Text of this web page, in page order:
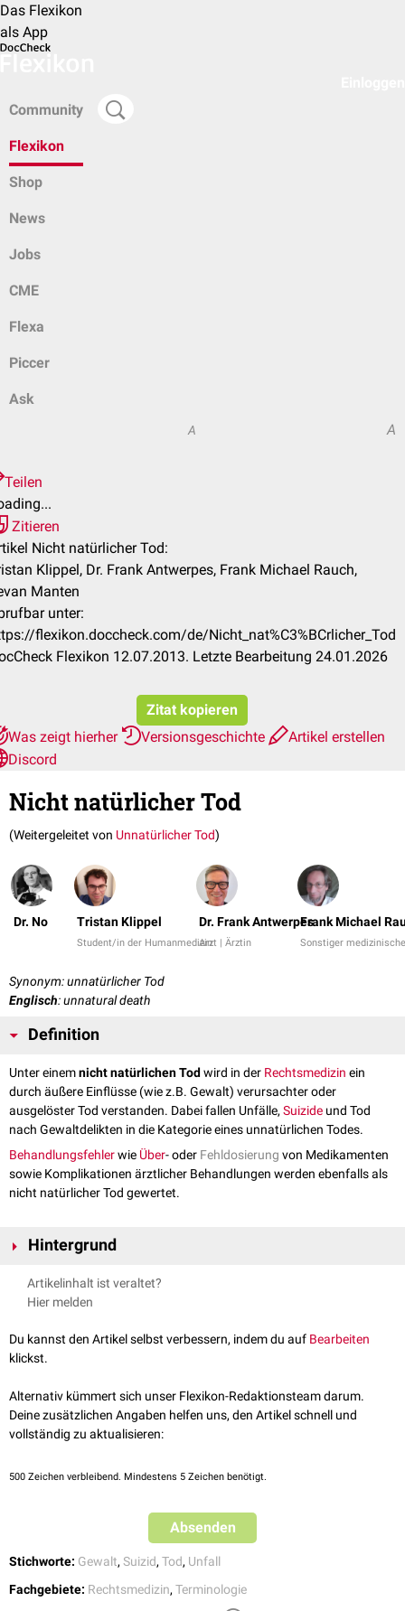
Das Flexikon
als App
Community
Flexikon
Shop
News
Jobs
CME
Flexa
Piccer
Ask
A A
Teilen
Zitieren
Nicht natürlicher Tod:
Klippel, Dr. Frank Antwerpes, Frank Michael Rauch,
Manten
unter:
flexikon.doccheck.com/de/Nicht_nat%C3%BCrlicher_Tod
Flexikon 12.07.2013. Letzte Bearbeitung 24.01.2026
Zitat kopieren
Was zeigt hierher
Versionsgeschichte
Artikel erstellen
Discord
Nicht natürlicher Tod
(Weitergeleitet von Unnatürlicher Tod)
Dr. No Tristan Klippel
Student/in der Humanmedizin
Dr. Frank Antwerpes
Arzt | Ärztin
Frank Michael
Sonstiger
Synonym: unnatürlicher Tod
Englisch: unnatural death
Definition
Unter einemnicht natürlichen Tod wird in der Rechtsmedizin ein
durch äußere Einflüsse (wie z.B. Gewalt) verursachter oder
ausgelöster Tod verstanden. Dabei fallen Unfälle, Suizide und Tod
nach Gewaltdelikten in die Kategorie eines unnatürlichen Todes.
Behandlungsfehlerwie Über- oder Fehldosierung von Medikamenten
sowie Komplikationen ärztlicher Behandlungen werden ebenfalls als
nicht natürlicher Tod gewertet.
Hintergrund
Für die Diagnose "nicht natürlicher Tod" ist keine besondere
notwendig, der Verdacht ist ausreichend. Der bescheinigende Arzt
Begleitumstände, wie z.B. ein Fremdverschulden. Entscheidend ist das
Merkmal des von außen einwirkenden Ereignisses. Näheren Aufschluss
siehe auch: natürlicher Tod
Artikelinhalt ist veraltet?
Hier melden
Du kannst den Artikel selbst verbessern, indem du auf Bearbeiten
klickst.
Alternativ kümmert sich unser Flexikon-Redaktionsteam darum.
Deine zusätzlichen Angaben helfen uns, den Artikel schnell und
vollständig zu aktualisieren:
500 Zeichen verbleibend. Mindestens 5 Zeichen benötigt.
Absenden
Stichworte: Gewalt, Suizid, Tod, Unfall
Fachgebiete: Rechtsmedizin, Terminologie